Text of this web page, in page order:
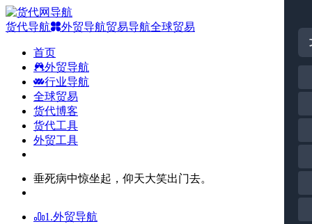
货代导航 外贸导航贸易导航全球贸易
首页
外贸导航
行业导航
全球贸易
货代博客
货代工具
外贸工具
垂死病中惊坐起，仰天大笑出门去。
1.外贸导航